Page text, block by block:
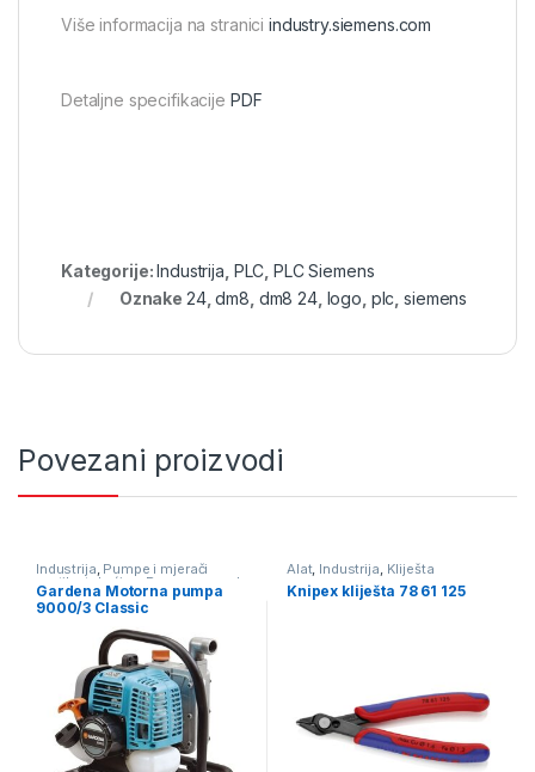
Više informacija na stranici industry.siemens.com
Detaljne specifikacije PDF
Kategorije:Industrija PLC PLC Siemens
Oznake 24,dm8 dm8 24, logo plc ,siemens
Povezani proizvodi
Industrija, Pumpe i mjerači
protika tekućine Pumpe za vodu
Gardena Motorna pumpa
9000/3 Classic
Alat, Industrija, Kliješta
Knipex kliješta 78 61 125